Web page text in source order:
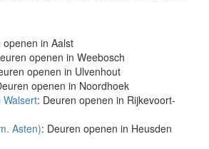
openen in Aalst
openen in Weebosch
openen in Ulvenhout
openen in Noordhoek
Walsert: Deuren openen in Rijkevoort-
Asten): Deuren openen in Heusden